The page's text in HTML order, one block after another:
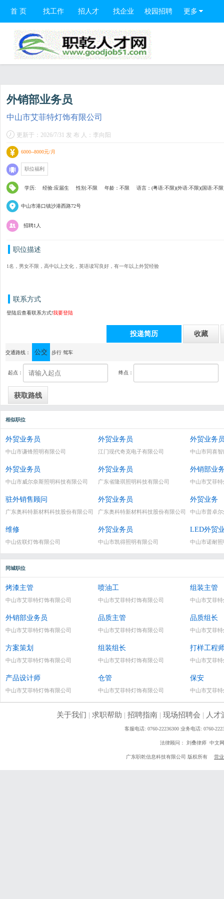
首 页 找工作 招人才 找企业 校园招聘 更多
外销部业务员
中山市艾菲特灯饰有限公司
更新于：2026/7/31 发 布 人：李向阳
6000--8000元/月
职位福利
学历: 经验:应届生 性别:不限 年龄：不限 语言：(粤语:不限)(外语:不限)(国语:不
中山市港口镇沙港西路72号
招聘1人
职位描述
1名，男女不限，高中以上文化，英语读写良好，有一年以上外贸经验
联系方式
登陆后查看联系方式!我要登陆
投递简历 收藏
通讯地址：中山市港口镇沙港西路72号
交通路线： 公交 步行 驾车
起点： 终点：
相似职位
外贸业务员
中山市谦锋照明有限公司
外贸业务员
江门现代奇克电子有限公司
外贸业务
中山市同喜
外贸业务员
中山市威尔奈斯照明科技有限公司
外贸业务员
广东省隆琪照明科技有限公司
外销部业
中山市艾菲
驻外销售顾问
广东奥科特新材料科技股份有限公司
外贸业务员
广东奥科特新材料科技股份有限公司
外贸业务
中山市普卓
维修
中山佐联灯饰有限公司
外贸业务员
中山市凯得照明有限公司
LED外贸
中山市诺耐
同城职位
烤漆主管
中山市艾菲特灯饰有限公司
喷油工
中山市艾菲特灯饰有限公司
组装主管
中山市艾菲
外销部业务员
中山市艾菲特灯饰有限公司
品质主管
中山市艾菲特灯饰有限公司
品质组长
中山市艾菲
方案策划
中山市艾菲特灯饰有限公司
组装组长
中山市艾菲特灯饰有限公司
打样工程
中山市艾菲
产品设计师
中山市艾菲特灯饰有限公司
仓管
中山市艾菲特灯饰有限公司
保安
中山市艾菲
关于我们 | 求职帮助 | 招聘指南| 现场招聘会 | 人才
客服电话: 0760-22236300 业务电话: 0760-
法律顾问： 刘叠律师 中文
广东职乾信息科技有限公司 版权所有 营